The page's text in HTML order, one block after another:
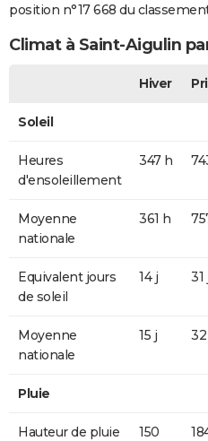
position n°17 668 du
Climat à Saint-Aigulin
Hiver
Soleil
Heures
d'ensoleillement
347 h
Moyenne
nationale
361 h
Equivalent jours
de soleil
14 j 31
Moyenne
nationale
15 j
Pluie
Hauteur de pluie
150